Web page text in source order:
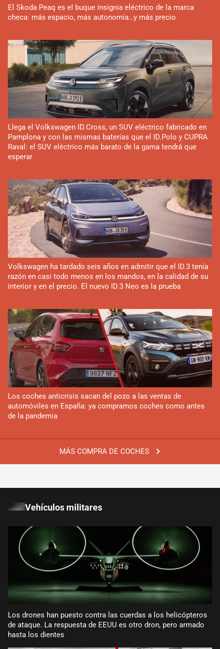
MÁS COMPRA DE COCHES
El Skoda Peaq es el buque insignia eléctrico de la marca
checa: más espacio, más autonomía…y más precio
Llega el Volkswagen ID.Cross, un SUV eléctrico fabricado en
Pamplona y con las mismas baterías que el ID.Polo y CUPRA
Raval: el SUV eléctrico más barato de la gama tendrá que
esperar
Volkswagen ha tardado seis años en admitir que el ID.3 tenía
razón en casi todo menos en los mandos, en la calidad de su
interior y en el precio. El nuevo ID.3 Neo es la prueba
Los coches anticrisis sacan del pozo a las ventas de
automóviles en España: ya compramos coches como antes
de la pandemia
Vehículos militares
Los drones han puesto contra las cuerdas a los helicópteros
de ataque. La respuesta de EEUU es otro dron, pero armado
hasta los dientes